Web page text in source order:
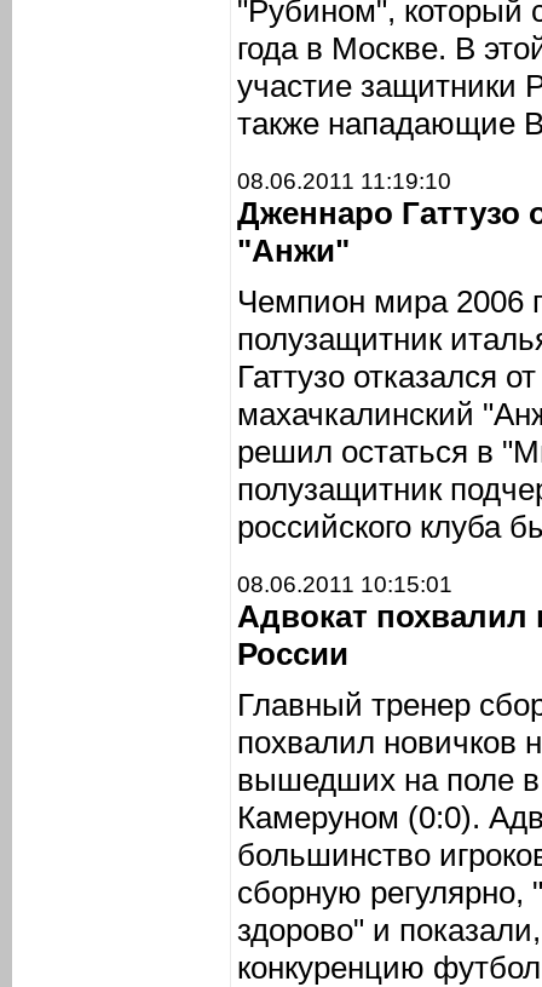
"Рубином", который
года в Москве. В
участие защитники
также нападающие
08.06.2011 11:19:10
Дженнаро Гаттузо
"Анжи"
Чемпион мира 2006
полузащитник
Гаттузо отказался
махачкалинский
решил остаться в
полузащитник
российского клуба
08.06.2011 10:15:01
Адвокат похвалил
России
Главный тренер
похвалил новичков
вышедших на поле
Камеруном (0:0).
большинство
сборную регулярно,
здорово" и
конкуренцию